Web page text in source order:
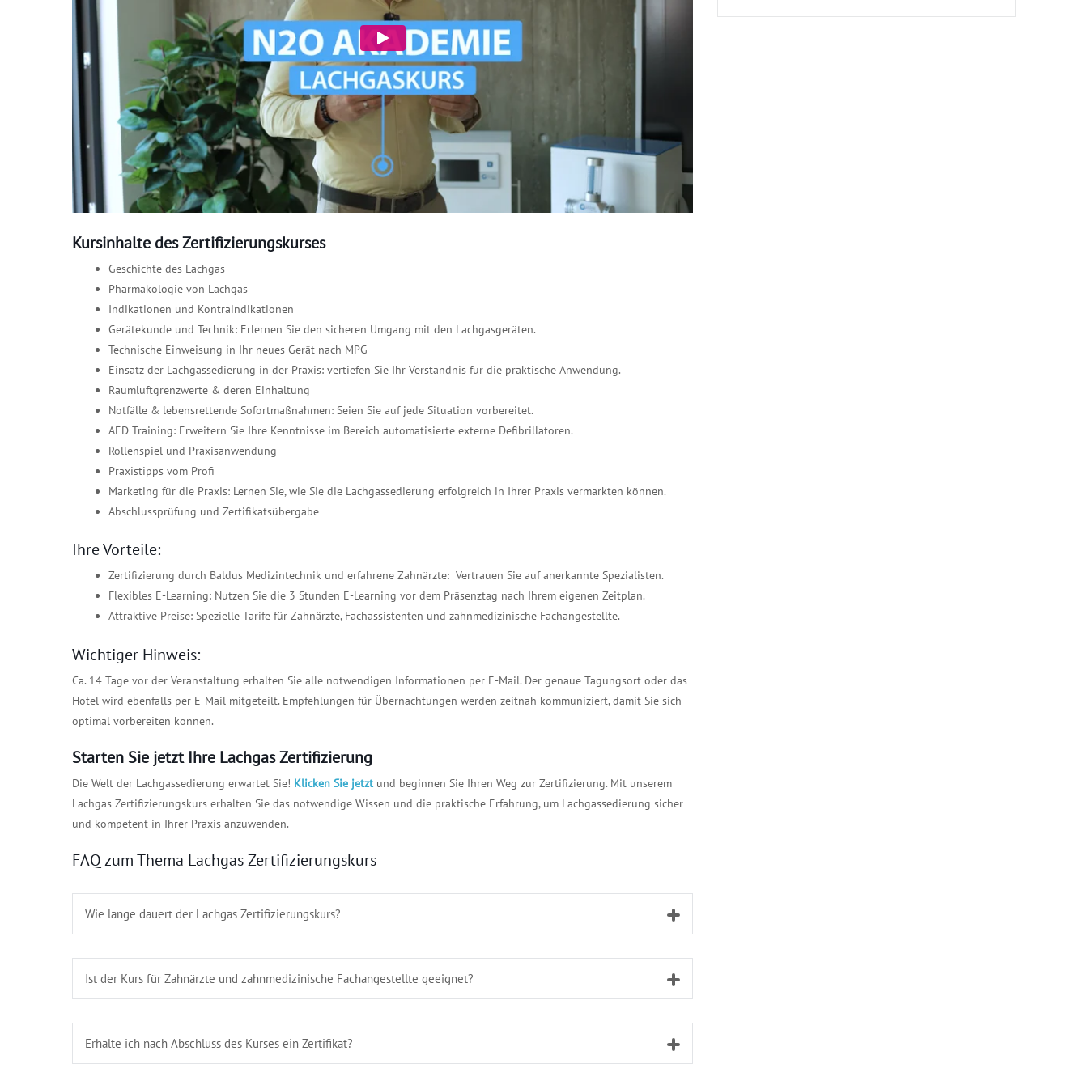
Kursinhalte des Zertifizierungskurses
Geschichte des Lachgas
Pharmakologie von Lachgas
Indikationen und Kontraindikationen
Gerätekunde und Technik: Erlernen Sie den sicheren Umgang mit den Lachgasgeräten.
Technische Einweisung in Ihr neues Gerät nach MPG
Einsatz der Lachgassedierung in der Praxis: vertiefen Sie Ihr Verständnis für die praktische Anwendung.
Raumluftgrenzwerte & deren Einhaltung
Notfälle & lebensrettende Sofortmaßnahmen: Seien Sie auf jede Situation vorbereitet.
AED Training: Erweitern Sie Ihre Kenntnisse im Bereich automatisierte externe Defibrillatoren.
Rollenspiel und Praxisanwendung
Praxistipps vom Profi
Marketing für die Praxis: Lernen Sie, wie Sie die Lachgassedierung erfolgreich in Ihrer Praxis vermarkten können.
Abschlussprüfung und Zertifikatsübergabe
Ihre Vorteile:
Zertifizierung durch Baldus Medizintechnik und erfahrene Zahnärzte: Vertrauen Sie auf anerkannte Spezialisten.
Flexibles E-Learning: Nutzen Sie die 3 Stunden E-Learning vor dem Präsenztag nach Ihrem eigenen Zeitplan.
Attraktive Preise: Spezielle Tarife für Zahnärzte, Fachassistenten und zahnmedizinische Fachangestellte.
Wichtiger Hinweis:
Ca. 14 Tage vor der Veranstaltung erhalten Sie alle notwendigen Informationen per E-Mail. Der genaue Tagungsort oder das
Hotel wird ebenfalls per E-Mail mitgeteilt. Empfehlungen für Übernachtungen werden zeitnah kommuniziert, damit Sie sich
optimal vorbereiten können.
Starten Sie jetzt Ihre Lachgas Zertifizierung
Die Welt der Lachgassedierung erwartet Sie! Klicken Sie jetzt und beginnen Sie Ihren Weg zur Zertifizierung. Mit unserem
Lachgas Zertifizierungskurs erhalten Sie das notwendige Wissen und die praktische Erfahrung, um Lachgassedierung sicher
und kompetent in Ihrer Praxis anzuwenden.
FAQ zum Thema Lachgas Zertifizierungskurs
Wie lange dauert der Lachgas Zertifizierungskurs?
Ist der Kurs für Zahnärzte und zahnmedizinische Fachangestellte geeignet?
Erhalte ich nach Abschluss des Kurses ein Zertifikat?